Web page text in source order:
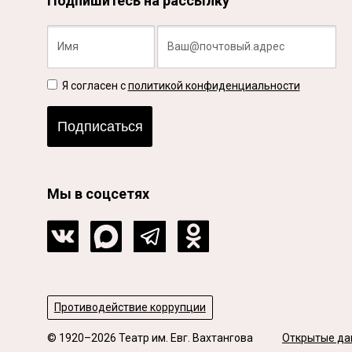
Я согласен сполитикой конфиденциальности
Подписаться
Мы в соцсетях
Противодействие коррупции
© 1920–2026 Театр им. Евг. Вахтангова Открытые